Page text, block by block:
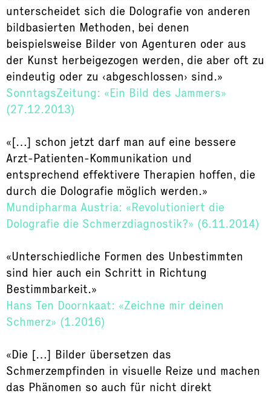
unterscheidet sich die Dolografie von anderen
bildbasierten Methoden, bei denen
beispielsweise Bilder von Agenturen oder aus
der Kunst herbeigezogen werden, die aber oft zu
eindeutig oder zu ‹abgeschlossen› sind.»
SonntagsZeitung: «Ein Bild des Jammers»
(27.12.2013)
«[…] schon jetzt darf man auf eine bessere
Arzt-Patienten-Kommunikation und
entsprechend effektivere Therapien hoffen, die
durch die Dolografie möglich werden.»
Mundipharma Austria: «Revolutioniert die
Dolografie die Schmerzdiagnostik?» (6.11.2014)
«Unterschiedliche Formen des Unbestimmten
sind hier auch ein Schritt in Richtung
Bestimmbarkeit.»
Hans Ten Doornkaat: «Zeichne mir deinen
Schmerz» (1.2016)
«Die […] Bilder übersetzen das
Schmerzempfinden in visuelle Reize und machen
das Phänomen so auch für nicht direkt